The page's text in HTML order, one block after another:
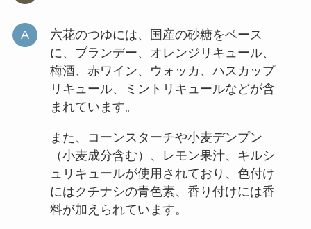
六花のつゆには、国産の砂糖をベース
に、ブランデー、オレンジリキュール、
梅酒、赤ワイン、ウォッカ、ハスカップ
リキュール、ミントリキュールなどが含
まれています。
また、コーンスターチや小麦デンプン
（小麦成分含む）、レモン果汁、キルシ
ュリキュールが使用されており、色付け
にはクチナシの青色素、香り付けには香
料が加えられています。